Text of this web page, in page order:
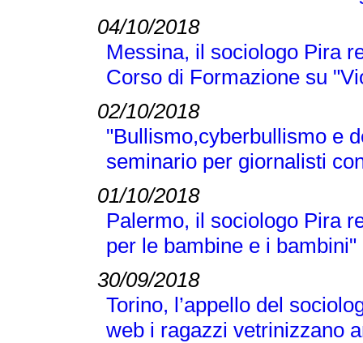
04/10/2018
Messina, il sociologo Pira
Corso di Formazione su
02/10/2018
"Bullismo,cyberbullismo e
seminario per giornalisti
01/10/2018
Palermo, il sociologo Pira
per le bambine e i bambini"
30/09/2018
Torino, l’appello del
web i ragazzi vetrinizzano